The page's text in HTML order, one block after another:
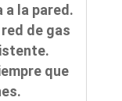
a la pared.
de gas
que